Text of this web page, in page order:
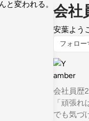
会社
安葉よう
フォロー
会社員歴
「頑張
でも気づ